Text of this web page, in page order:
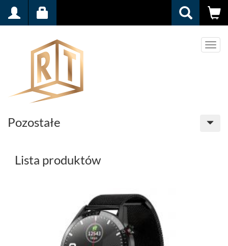
Menu
Pozostałe
Lista produktów